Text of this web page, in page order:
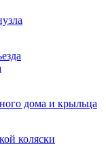
дома и крыльца
коляски